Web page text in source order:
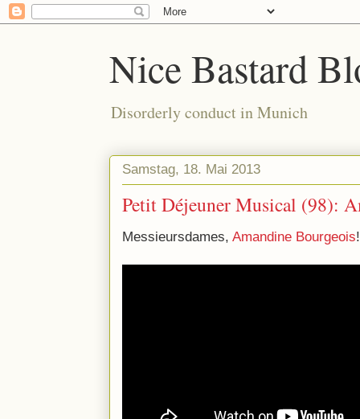
Nice Bastard
Disorderly conduct in Munich
Samstag, 18. Mai 2013
Petit Déjeuner Musical (98):
Messieursdames, Amandine Bourgeois!